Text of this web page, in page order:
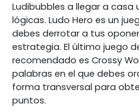
Ludibubbles a llegar a
lógicas. Ludo Hero es un
debes derrotar a tus
estrategia. El último juego
recomendado es Crossy
palabras en el que debes
forma transversal para
puntos.